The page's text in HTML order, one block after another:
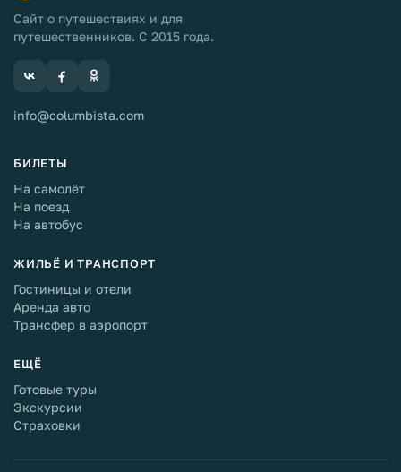
Сайт о путешествиях и для
путешественников. С 2015 года.
info@columbista.com
БИЛЕТЫ
На самолёт
На поезд
На автобус
ЖИЛЬЁ И ТРАНСПОРТ
Гостиницы и отели
Аренда авто
Трансфер в аэропорт
ЕЩЁ
Готовые туры
Экскурсии
Страховки